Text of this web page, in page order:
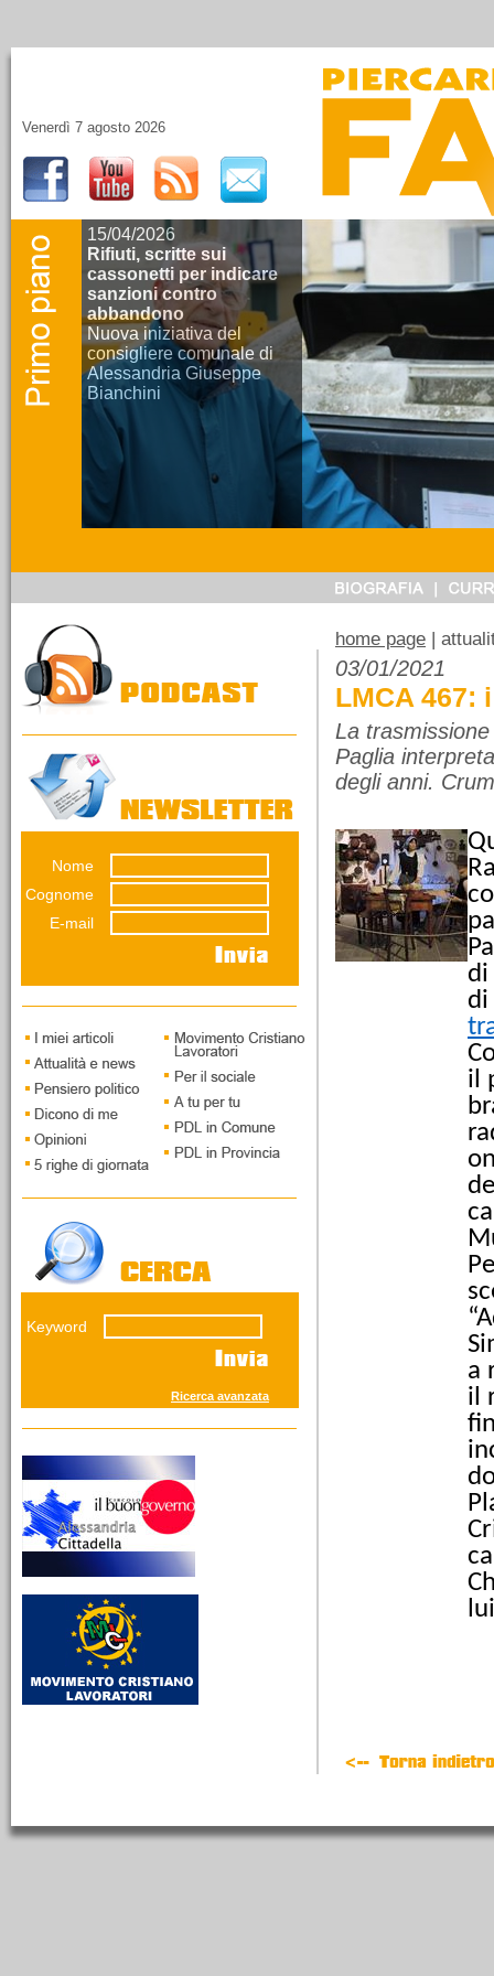
Venerdì 7 agosto 2026
15/04/2026
Rifiuti, scritte sui
cassonetti per indicare
sanzioni contro
abbandono
Nuova iniziativa del
consigliere comunale di
Alessandria Giuseppe
Bianchini
Referendum sulla
perché pensare non è
vietato.
Una riflessione di
Emiliana Conti. Il
guerra...
12/03/2026
La lunga impronta del
dissesto
Una decisione presa nel
luglio 2012 pesa ancora
Piercarlo Fabbio di
Massimo Taggiasco
12/03/2026
savana giudiziaria
Il fronte del NO presenta
grandi interpreti della
concezione elastica della
custodia cautelare. Mentre
i giovani del SI' andranno
10/03/2026
Lina Borgo Guenna,
educare alla libertà tra
scuola, socialismo e
impegno civile
Da Alessandria24 - LMCA
712 - Dalla Radio alla
stampa - Una donna laica
al servizio dei più piccoli
25/02/2026
Nome
Cognome
E-mail
Keyword
Ricerca avanzata
home page |
03/01/2021
LMCA 467:
La
Paglia
degli anni.
di
di
il
a
il